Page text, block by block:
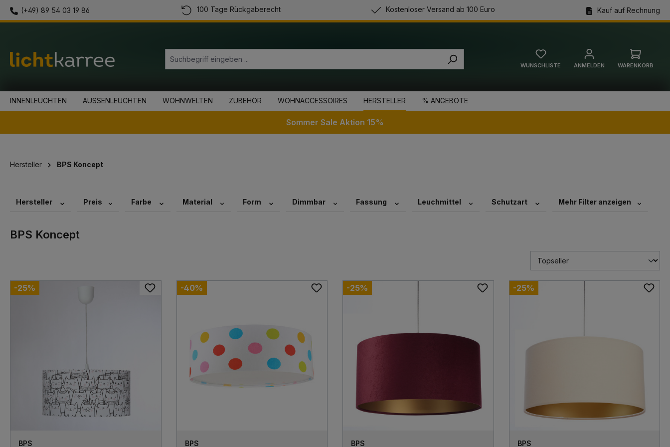
Zur Hauptnavigation springen
(+49) 89 54 03 19 86 100 Tage Rückgaberecht Kostenloser Versand ab 100 Euro Kauf auf Rechnung
WUNSCHLISTE ANMELDEN WARENKORB
INNENLEUCHTEN
AUSSENLEUCHTEN WOHNWELTEN ZUBEHÖR WOHNACCESSOIRES HERSTELLER % ANGEBOTE
Sommer Sale Aktion 15%
Hersteller BPS Koncept
Hersteller Preis Farbe Material Form Dimmbar Fassung Leuchmittel Schutzart Mehr Filter anzeigen
BPS Koncept
-25%
BPS
-40%
BPS
-25%
BPS
-25%
BPS